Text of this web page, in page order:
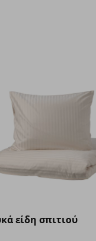
είδη σπιτιού